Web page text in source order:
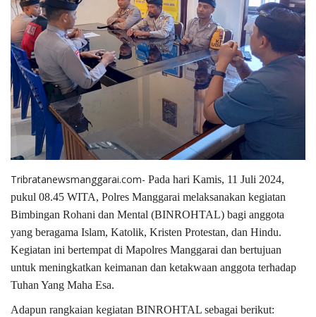
Tribratanewsmanggarai.com- Pada hari Kamis, 11 Juli 2024,
pukul 08.45 WITA, Polres Manggarai melaksanakan kegiatan
Bimbingan Rohani dan Mental (BINROHTAL) bagi anggota
yang beragama Islam, Katolik, Kristen Protestan, dan Hindu.
Kegiatan ini bertempat di Mapolres Manggarai dan bertujuan
untuk meningkatkan keimanan dan ketakwaan anggota terhadap
Tuhan Yang Maha Esa.
Adapun rangkaian kegiatan BINROHTAL sebagai berikut: